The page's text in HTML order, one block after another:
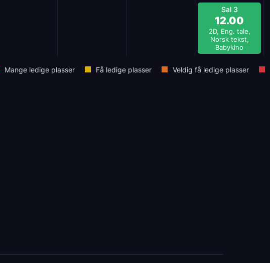
Sal 3
12.00
2D, Eng. tale,
Norsk tekst,
Babykino
Mange ledige plasser Få ledige plasser Veldig få ledige plasser